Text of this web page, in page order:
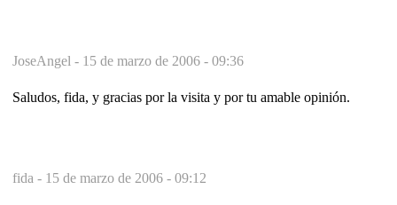
JoseAngel - 15 de marzo de 2006 - 09:36
Saludos, fida, y gracias por la visita y por tu amable opinión.
fida - 15 de marzo de 2006 - 09:12